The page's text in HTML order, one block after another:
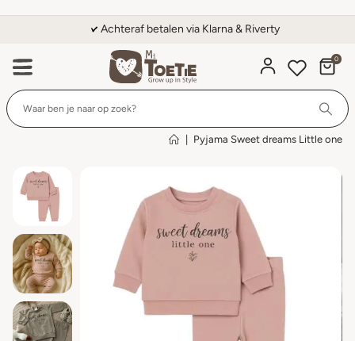
Achteraf betalen via Klarna & Riverty
0
Pyjama Sweet dreams Little one